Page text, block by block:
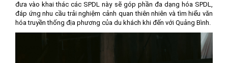
đưa vào khai thác các SPDL này sẽ góp phần đa dạng hóa SPDL,
đáp ứng nhu cầu trải nghiệm cảnh quan thiên nhiên và tìm hiểu văn
hóa truyền thống địa phương của du khách khi đến với Quảng Bình.